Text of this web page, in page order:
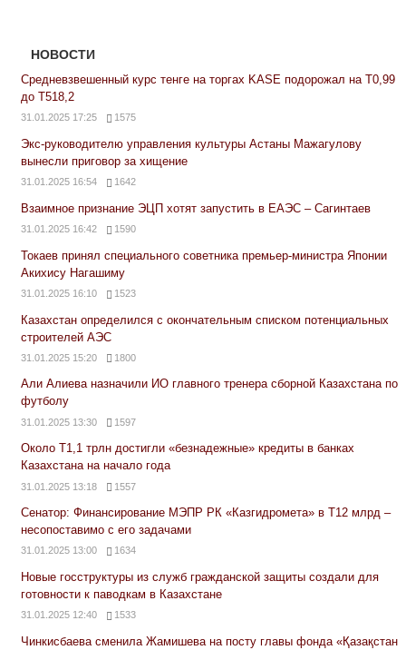
НОВОСТИ
Средневзвешенный курс тенге на торгах KASE подорожал на Т0,99
до Т518,2
31.01.2025 17:25 1575
Экс-руководителю управления культуры Астаны Мажагулову
вынесли приговор за хищение
31.01.2025 16:54 1642
Взаимное признание ЭЦП хотят запустить в ЕАЭС – Сагинтаев
31.01.2025 16:42 1590
Токаев принял специального советника премьер-министра Японии
Акихису Нагашиму
31.01.2025 16:10 1523
Казахстан определился с окончательным списком потенциальных
строителей АЭС
31.01.2025 15:20 1800
Али Алиева назначили ИО главного тренера сборной Казахстана по
футболу
31.01.2025 13:30 1597
Около Т1,1 трлн достигли «безнадежные» кредиты в банках
Казахстана на начало года
31.01.2025 13:18 1557
Сенатор: Финансирование МЭПР РК «Казгидромета» в Т12 млрд –
несопоставимо с его задачами
31.01.2025 13:00 1634
Новые госструктуры из служб гражданской защиты создали для
готовности к паводкам в Казахстане
31.01.2025 12:40 1533
Чинкисбаева сменила Жамишева на посту главы фонда «Қазақстан